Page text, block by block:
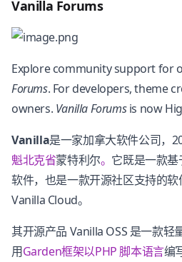
Vanilla Forums
Explore community support for
Forums. For developers, theme
owners. Vanilla Forumsis now
Vanilla是一家加拿大软件公司，
魁北克省蒙特利尔。 它既是一款
软件，也是一款开源社区支持的
Vanilla Cloud。
其开源产品 Vanilla OSS 是一款轻
用Garden框架以PHP 脚本语言编